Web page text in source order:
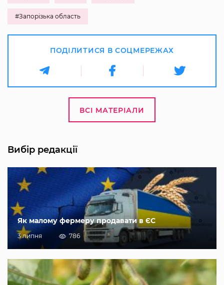
#Запорізька область
ПОДІЛИТИСЯ В СОЦМЕРЕЖАХ
ВСІ МАТЕРІАЛИ
Вибір редакції
Як малому фермеру продавати в ЄС
3 липня 786